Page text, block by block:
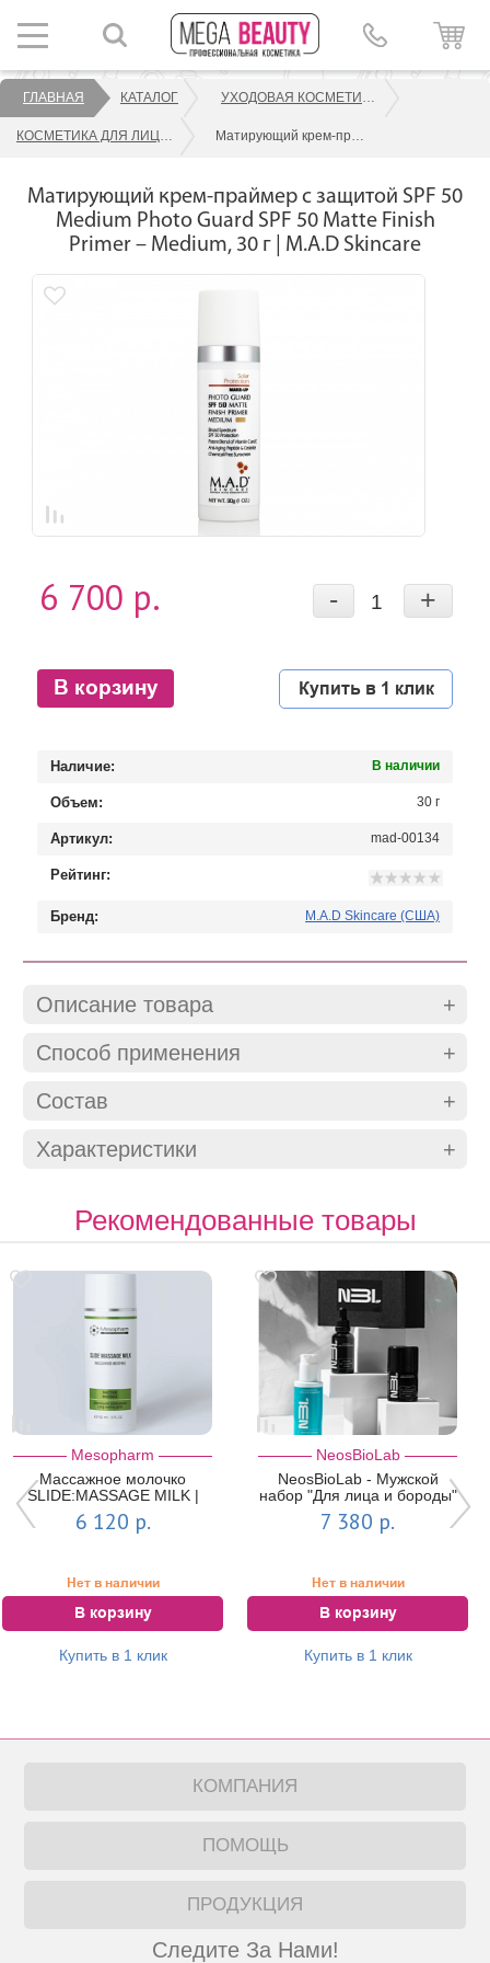
ГЛАВНАЯ КАТАЛОГ УХОДОВАЯ КОСМЕТИКА ДЛЯ ЛИЦА
КОСМЕТИКА ДЛЯ ЛИЦА M.A.D SKINCARE Матирующий крем-праймер с защитой SPF 50 Medium Photo Guard SPF 50 Matte Finish Primer – Medium, 30 г | M.A.D Skincare
Матирующий крем-праймер с защитой SPF 50
Medium Photo Guard SPF 50 Matte Finish
Primer – Medium, 30 г | M.A.D Skincare
6 700 р. - +
В корзину Купить в 1 клик
Наличие: В наличии
Объем: 30 г
Артикул: mad-00134
Рейтинг:
Бренд: M.A.D Skincare (США)
Описание товара
Способ применения
Состав
Характеристики
Рекомендованные товары
Mesopharm
Массажное молочко
SLIDE:MASSAGE MILK |
MESOPHARM
6 120 р.
Нет в наличии
В корзину
Купить в 1 клик
NeosBioLab
NeosBioLab - Мужской
набор "Для лица и бороды"
(Гель для умывания / C...
7 380 р.
Нет в наличии
В корзину
Купить в 1 клик
КОМПАНИЯ
ПОМОЩЬ
ПРОДУКЦИЯ
Следите За Нами!